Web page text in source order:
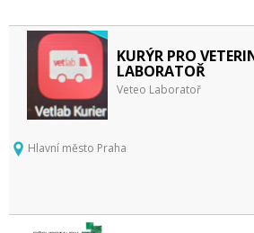
KURÝR PRO
LABORATOŘ
Veteo Laboratoř
Hlavní město Praha